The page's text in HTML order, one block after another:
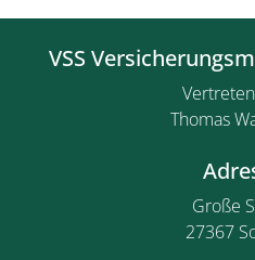
VSS
Thomas
Große
27367